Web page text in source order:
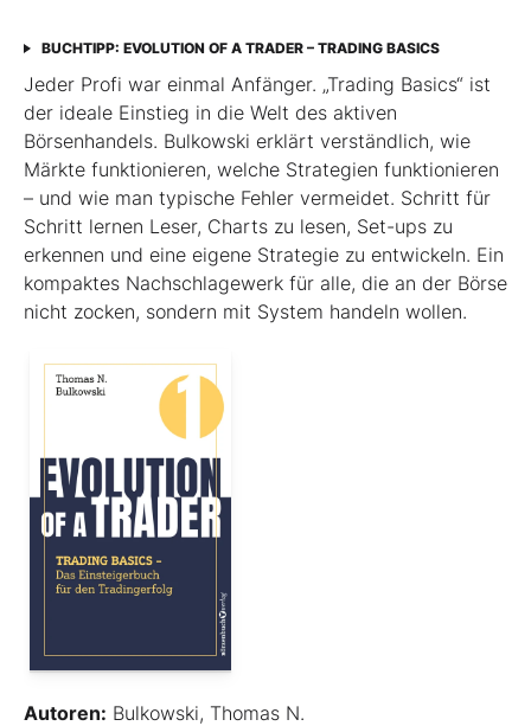
BUCHTIPP: EVOLUTION OF A TRADER – TRADING BASICS
Jeder Profi war einmal Anfänger. „Trading Basics“ ist
der ideale Einstieg in die Welt des aktiven
Börsenhandels. Bulkowski erklärt verständlich, wie
Märkte funktionieren, welche Strategien funktionieren
– und wie man typische Fehler vermeidet. Schritt für
Schritt lernen Leser, Charts zu lesen, Set-ups zu
erkennen und eine eigene Strategie zu entwickeln. Ein
kompaktes Nachschlagewerk für alle, die an der Börse
nicht zocken, sondern mit System handeln wollen.
Autoren: Bulkowski, Thomas N.